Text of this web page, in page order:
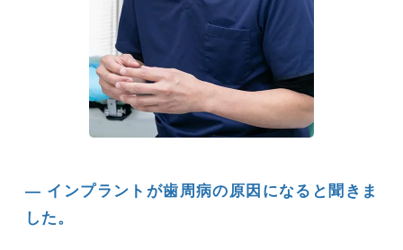
― インプラントが歯周病の原因になると聞きま
した。